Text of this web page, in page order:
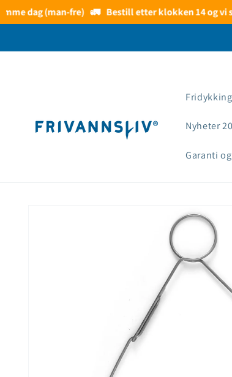
dag (man-fre) 🚛 Bestill etter klokken 14 og vi
til
innholdet
Fridykking
Nyheter
Garanti